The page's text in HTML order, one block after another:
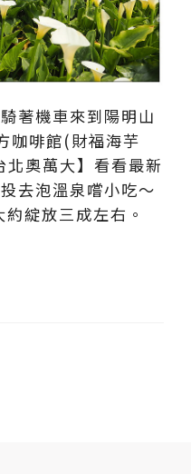
著機車來到陽明山
咖啡館(財福海芋
奧萬大】看看最新
去泡溫泉嚐小吃～
綻放三成左右。